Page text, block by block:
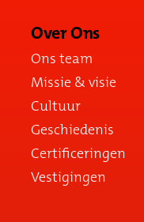
Over Ons
Ons team
Missie & visie
Cultuur
Geschiedenis
Certificeringen
Vestigingen